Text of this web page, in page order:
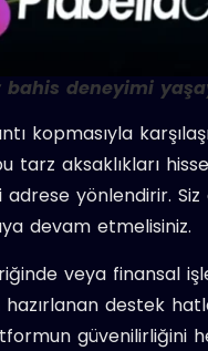
deneyimi
kopmasıyla
tarz aksaklıkları
yönlendirir.
devam etmelisiniz.
veya finansal
hazırlanan destek
güvenilirliğini